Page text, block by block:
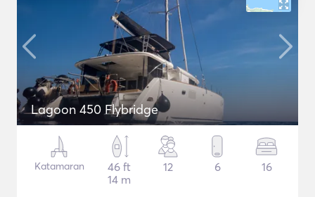
Lagoon 450 Flybridge
Katamaran
46 ft
14 m
12 6 16